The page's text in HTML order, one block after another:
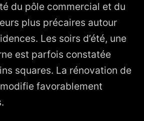
du pôle commercial et du
plus précaires autour
Les soirs d’été, une
est parfois constatée
squares. La rénovation de
favorablement